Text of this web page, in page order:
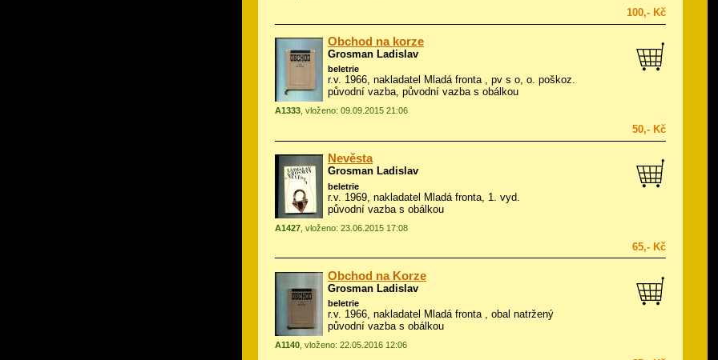
100,- Kč
Obchod na korze
Grosman Ladislav
beletrie
r.v. 1966, nakladatel Mladá fronta , pv s o, o. poškoz.
původní vazba, původní vazba s obálkou
A1333 , vloženo: 09.09.2015 21:06
50,- Kč
Nevěsta
Grosman Ladislav
beletrie
r.v. 1969, nakladatel Mladá fronta, 1. vyd.
původní vazba s obálkou
A1427 , vloženo: 23.06.2015 17:08
65,- Kč
Obchod na Korze
Grosman Ladislav
beletrie
r.v. 1966, nakladatel Mladá fronta , obal natržený
původní vazba s obálkou
A1140 , vloženo: 22.05.2016 12:06